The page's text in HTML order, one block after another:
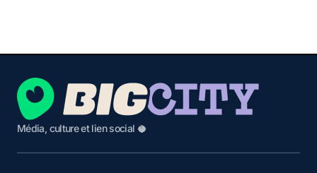
Média, culture et lien social 🥥